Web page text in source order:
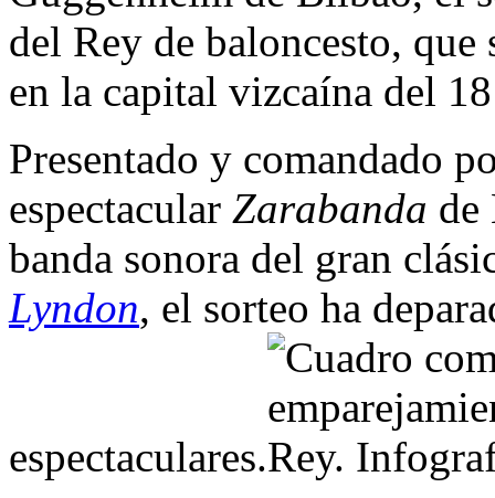
del Rey de baloncesto, que
en la capital vizcaína del
Presentado y comandado
espectacular Zarabanda de
banda sonora del gran
Lyndon, el sorteo ha
espectaculares.